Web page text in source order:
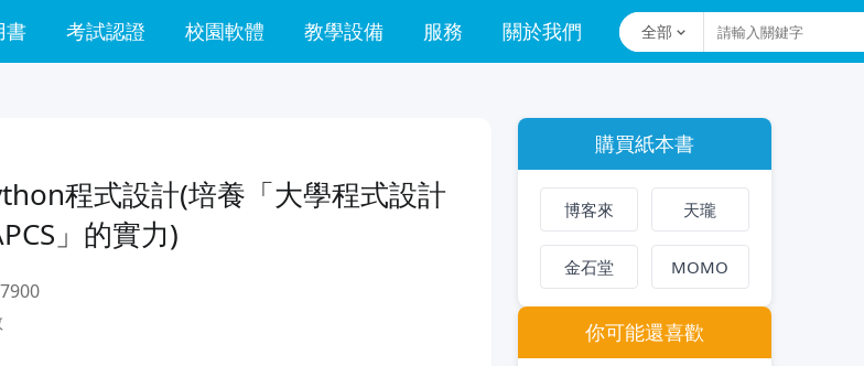
書 考試認證 校園軟體 教學設備 服務 關於我們 全部
程式設計(培養「大學程式設計
」的實力)
購買紙本書
博客來 天瓏
金石堂 MOMO
你可能還喜歡